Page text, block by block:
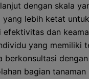
dengan skala
lebih ketat untuk
efektivitas dan
yang memiliki
berkonsultasi
bagian tanaman